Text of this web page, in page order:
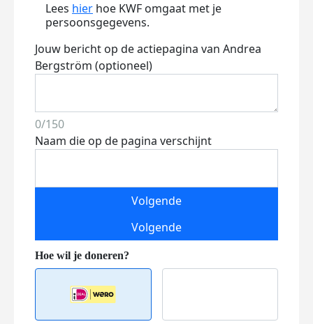
Lees hier hoe KWF omgaat met je
persoonsgegevens.
Jouw bericht op de actiepagina van Andrea
Bergström (optioneel)
0/150
Naam die op de pagina verschijnt
Volgende
Volgende